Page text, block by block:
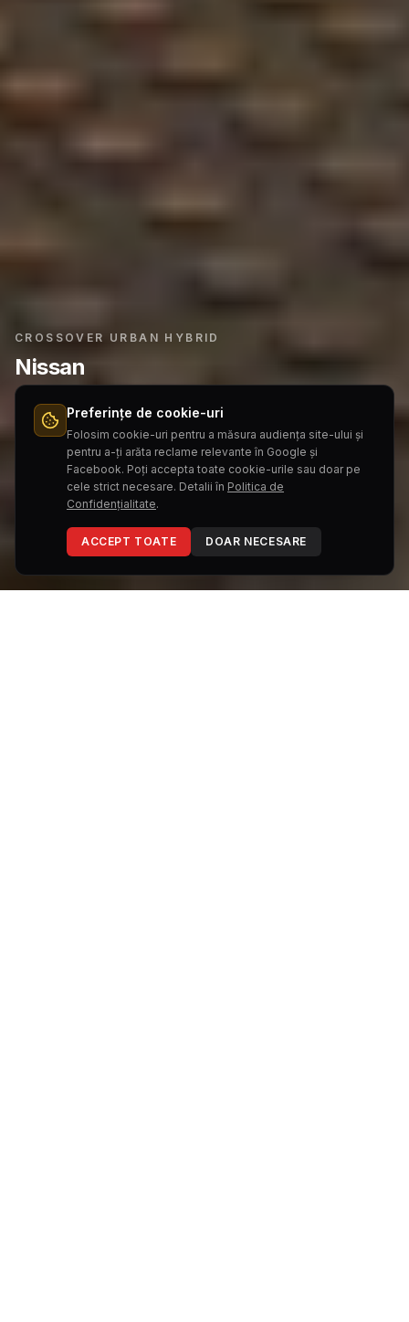
CROSSOVER URBAN HYBRID
Nissan
Juke
Hybrid
Motorizare
143
Putere maximă motor (PS)
Consum combustibil (l/100km)
114
Emisii de CO₂ (g/km)
Preferințe de cookie-uri
Folosim cookie-uri pentru a măsura audiența site-ului și
pentru a-ți arăta reclame relevante în Google și
Facebook. Poți accepta toate cookie-urile sau doar pe
cele strict necesare. Detalii în Politica de
Confidențialitate.
ACCEPT TOATE DOAR NECESARE